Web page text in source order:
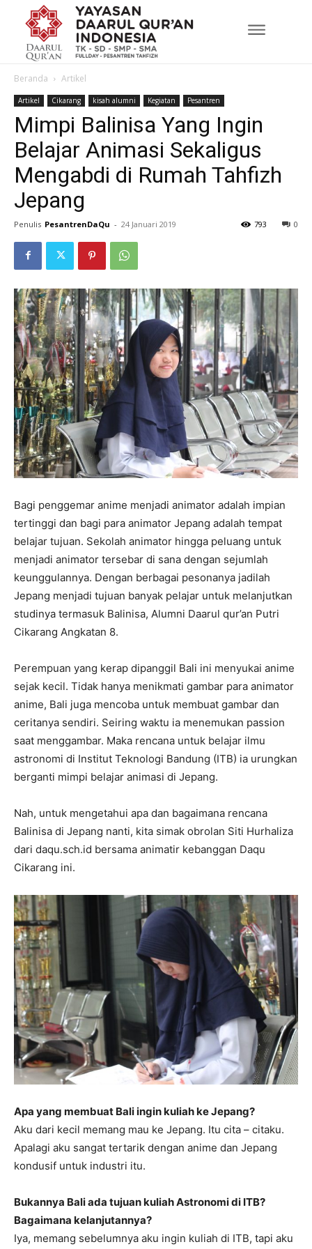
Beranda Artikel
Artikel Cikarang kisah alumni Kegiatan Pesantren
Mimpi Balinisa Yang Ingin
Belajar Animasi Sekaligus
Mengabdi di Rumah Tahfizh
Jepang
Penulis PesantrenDaQu - 24 Januari 2019 0
793
Bagi penggemar anime menjadi animator adalah impian
tertinggi dan bagi para animator Jepang adalah tempat
belajar tujuan. Sekolah animator hingga peluang untuk
menjadi animator tersebar di sana dengan sejumlah
keunggulannya. Dengan berbagai pesonanya jadilah
Jepang menjadi tujuan banyak pelajar untuk melanjutkan
studinya termasuk Balinisa, Alumni Daarul qur’an Putri
Cikarang Angkatan 8.
Perempuan yang kerap dipanggil Bali ini menyukai anime
sejak kecil. Tidak hanya menikmati gambar para animator
anime, Bali juga mencoba untuk membuat gambar dan
ceritanya sendiri. Seiring waktu ia menemukan passion
saat menggambar. Maka rencana untuk belajar ilmu
astronomi di Institut Teknologi Bandung (ITB) ia urungkan
berganti mimpi belajar animasi di Jepang.
Nah, untuk mengetahui apa dan bagaimana rencana
Balinisa di Jepang nanti, kita simak obrolan Siti Hurhaliza
dari daqu.sch.id bersama animatir kebanggan Daqu
Cikarang ini.
Apa yang membuat Bali ingin kuliah ke Jepang?
Aku dari kecil memang mau ke Jepang. Itu cita – citaku.
Apalagi aku sangat tertarik dengan anime dan Jepang
kondusif untuk industri itu.
Bukannya Bali ada tujuan kuliah Astronomi di ITB?
Bagaimana kelanjutannya?
Iya, memang sebelumnya aku ingin kuliah di ITB, tapi aku